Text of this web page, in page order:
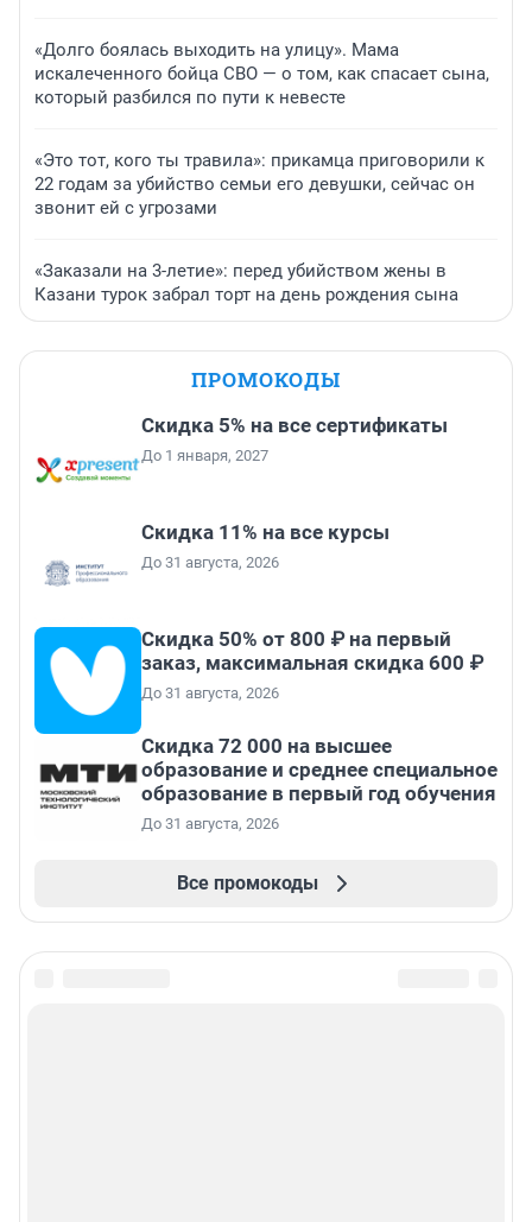
«Долго боялась выходить на улицу». Мама
искалеченного бойца СВО — о том, как спасает сына,
который разбился по пути к невесте
«Это тот, кого ты травила»: прикамца приговорили к
22 годам за убийство семьи его девушки, сейчас он
звонит ей с угрозами
«Заказали на 3-летие»: перед убийством жены в
Казани турок забрал торт на день рождения сына
ПРОМОКОДЫ
Скидка 5% на все сертификаты
До 1 января, 2027
Скидка 11% на все курсы
До 31 августа, 2026
Скидка 50% от 800 ₽ на первый
заказ, максимальная скидка 600 ₽
До 31 августа, 2026
Скидка 72 000 на высшее
образование и среднее специальное
образование в первый год обучения
До 31 августа, 2026
Все промокоды